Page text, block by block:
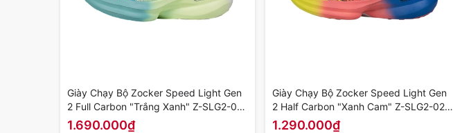
Giày Chạy Bộ Zocker Speed Light Gen
2 Full Carbon "Trắng Xanh" Z-SLG2-03
- Hàng Chính Hãng
1.690.000₫
Giày Chạy Bộ Zocker Speed Light Gen
2 Half Carbon "Xanh Cam" Z-SLG2-02 -
Hàng Chính Hãng
1.290.000₫